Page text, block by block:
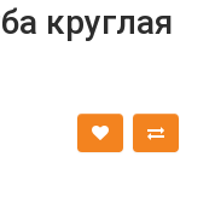
круглая